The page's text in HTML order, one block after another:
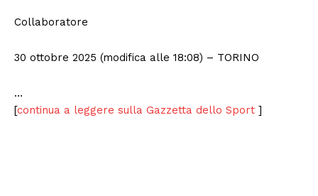
Collaboratore
30 ottobre 2025 (modifica alle 18:08) – TORINO
…
[continua a leggere sulla Gazzetta dello Sport ]